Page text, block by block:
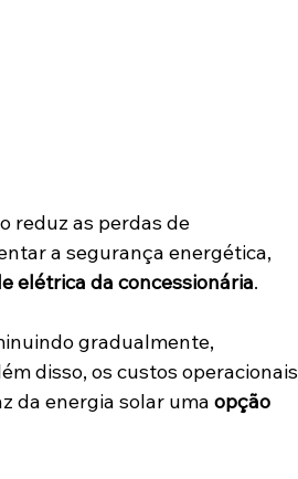
reduz as perdas de
a segurança energética,
elétrica da concessionária.
gradualmente,
disso, os custos operacionais
da energia solar uma opção